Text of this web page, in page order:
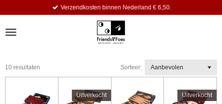
de
Verzendkosten binnen Nederland € 6,50.
10 resultaten Sorteer:
Uitverkocht Uitverkocht